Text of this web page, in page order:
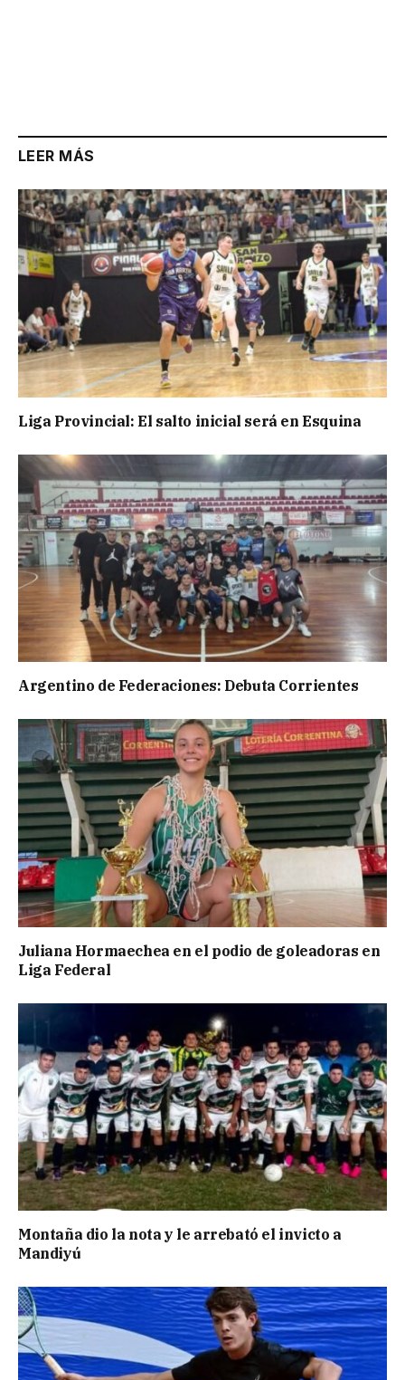
LEER MÁS
Liga Provincial: El salto inicial será en Esquina
Argentino de Federaciones: Debuta Corrientes
Juliana Hormaechea en el podio de goleadoras en
Liga Federal
Montaña dio la nota y le arrebató el invicto a
Mandiyú